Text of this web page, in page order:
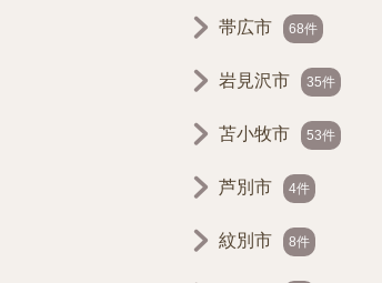
帯広市 68件
岩見沢市 35件
苫小牧市 53件
芦別市 4件
紋別市 8件